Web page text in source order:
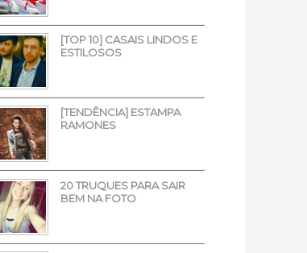
[TOP 10] CASAIS LINDOS E
ESTILOSOS
[TENDÊNCIA] ESTAMPA
RAMONES
20 TRUQUES PARA SAIR
BEM NA FOTO